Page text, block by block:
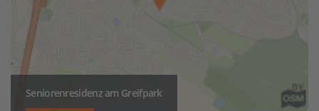
Seniorenresidenz am Greifpark